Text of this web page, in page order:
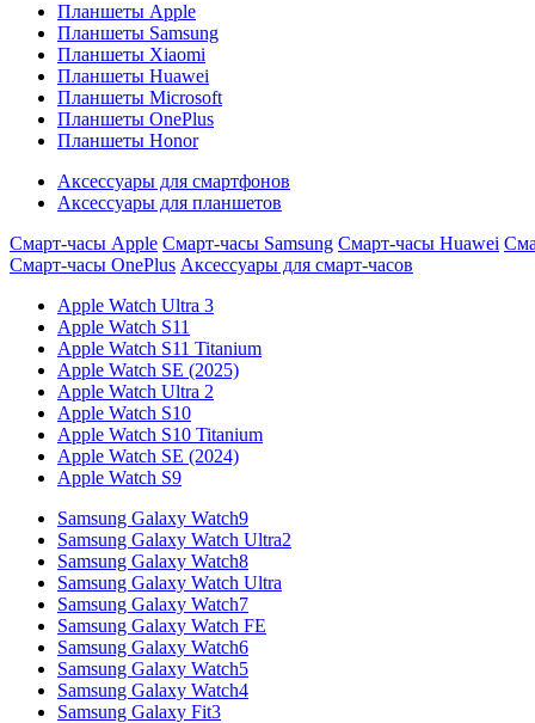
Планшеты Apple
Планшеты Samsung
Планшеты Xiaomi
Планшеты Huawei
Планшеты Microsoft
Планшеты OnePlus
Планшеты Honor
Аксессуары для смартфонов
Аксессуары для планшетов
Смарт-часы Apple Смарт-часы Samsung Смарт-часы Huawei
Смарт-часы OnePlus Аксессуары для смарт-часов
Apple Watch Ultra 3
Apple Watch S11
Apple Watch S11 Titanium
Apple Watch SE (2025)
Apple Watch Ultra 2
Apple Watch S10
Apple Watch S10 Titanium
Apple Watch SE (2024)
Apple Watch S9
Samsung Galaxy Watch9
Samsung Galaxy Watch Ultra2
Samsung Galaxy Watch8
Samsung Galaxy Watch Ultra
Samsung Galaxy Watch7
Samsung Galaxy Watch FE
Samsung Galaxy Watch6
Samsung Galaxy Watch5
Samsung Galaxy Watch4
Samsung Galaxy Fit3